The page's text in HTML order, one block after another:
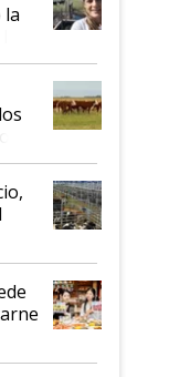
la